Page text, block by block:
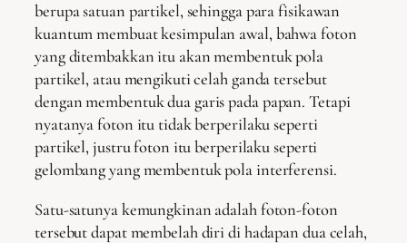
berupa satuan partikel, sehingga para fisikawan
kuantum membuat kesimpulan awal, bahwa foton
yang ditembakkan itu akan membentuk pola
partikel, atau mengikuti celah ganda tersebut
dengan membentuk dua garis pada papan. Tetapi
nyatanya foton itu tidak berperilaku seperti
partikel, justru foton itu berperilaku seperti
gelombang yang membentuk pola interferensi.
Satu-satunya kemungkinan adalah foton-foton
tersebut dapat membelah diri di hadapan dua celah,